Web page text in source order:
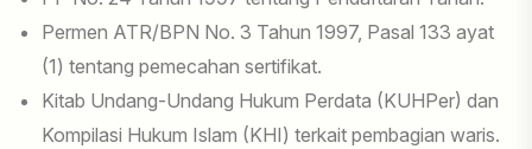
Permen ATR/BPN No. 3 Tahun 1997, Pasal 133 ayat
(1) tentang pemecahan sertifikat.
Kitab Undang-Undang Hukum Perdata (KUHPer) dan
Kompilasi Hukum Islam (KHI) terkait pembagian waris.